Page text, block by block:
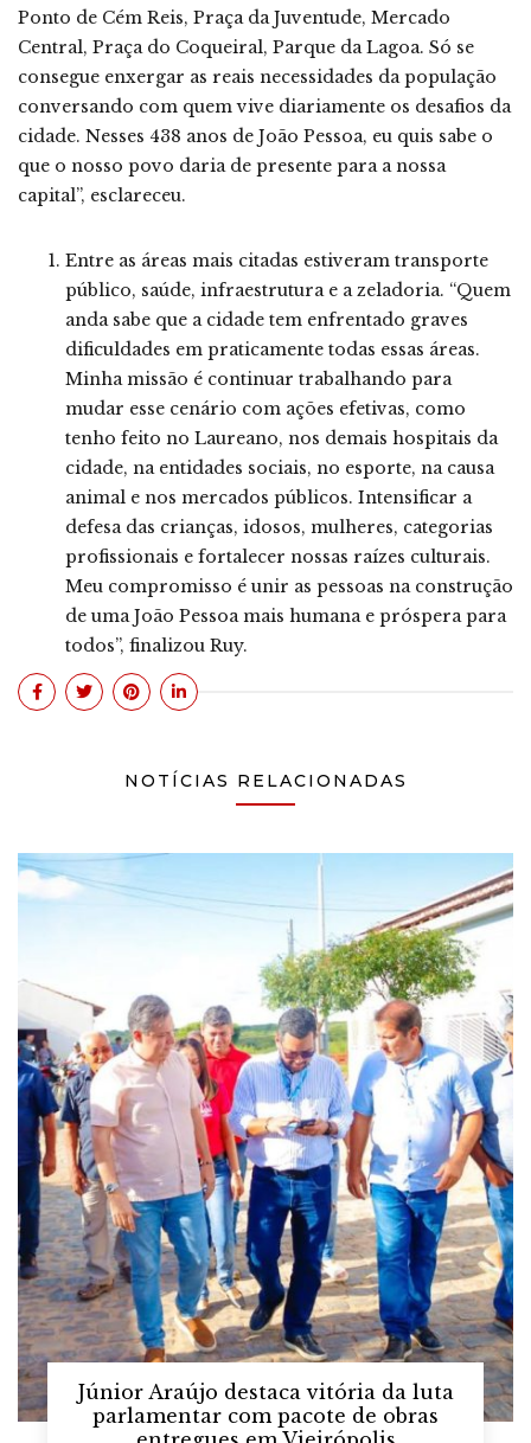
Ponto de Cém Reis, Praça da Juventude, Mercado
Central, Praça do Coqueiral, Parque da Lagoa. Só se
consegue enxergar as reais necessidades da população
conversando com quem vive diariamente os desafios da
cidade. Nesses 438 anos de João Pessoa, eu quis sabe o
que o nosso povo daria de presente para a nossa
capital”, esclareceu.
Entre as áreas mais citadas estiveram transporte
público, saúde, infraestrutura e a zeladoria. “Quem
anda sabe que a cidade tem enfrentado graves
dificuldades em praticamente todas essas áreas.
Minha missão é continuar trabalhando para
mudar esse cenário com ações efetivas, como
tenho feito no Laureano, nos demais hospitais da
cidade, na entidades sociais, no esporte, na causa
animal e nos mercados públicos. Intensificar a
defesa das crianças, idosos, mulheres, categorias
profissionais e fortalecer nossas raízes culturais.
Meu compromisso é unir as pessoas na construção
de uma João Pessoa mais humana e próspera para
todos”, finalizou Ruy.
NOTÍCIAS RELACIONADAS
Júnior Araújo destaca vitória da luta
parlamentar com pacote de obras